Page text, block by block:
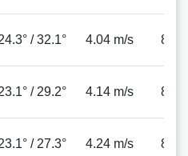
/32.1° 4.04 m/s 81%
/ 29.2° 4.14 m/s 89%
/ 27.3° 4.24 m/s 85%